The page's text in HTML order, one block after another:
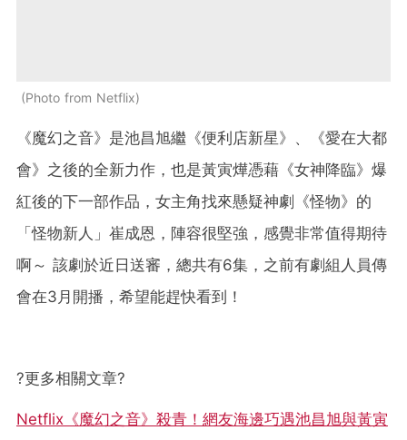
Photo from Netflix
《魔幻之音》是池昌旭繼《便利店新星》、《愛在大都
會》之後的全新力作，也是黃寅燁憑藉《女神降臨》爆
紅後的下一部作品，女主角找來懸疑神劇《怪物》的
「怪物新人」崔成恩，陣容很堅強，感覺非常值得期待
啊～ 該劇於近日送審，總共有6集，之前有劇組人員傳
會在3月開播，希望能趕快看到！
?更多相關文章?
Netflix《魔幻之音》殺青！網友海邊巧遇池昌旭與黃寅